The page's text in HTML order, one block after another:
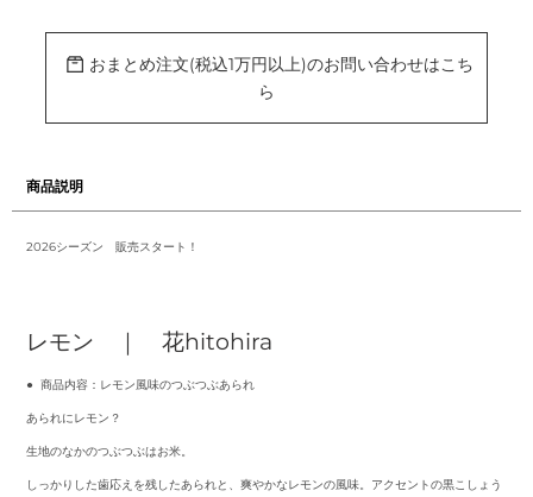
追
る
おまとめ注文(税込1万円以上)のお問い合わせはこち
ら
商品説明
2026シーズン 販売スタート！
レモン ｜ 花hitohira
● 商品内容：レモン風味のつぶつぶあられ
あられにレモン？
生地のなかのつぶつぶはお米。
しっかりした歯応えを残したあられと、爽やかなレモンの風味。アクセントの黒こしょう